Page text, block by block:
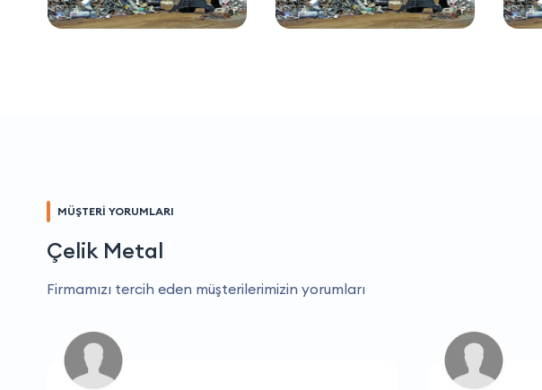
MÜŞTERİ YORUMLARI
Çelik Metal
Firmamızı tercih eden müşterilerimizin yorumları